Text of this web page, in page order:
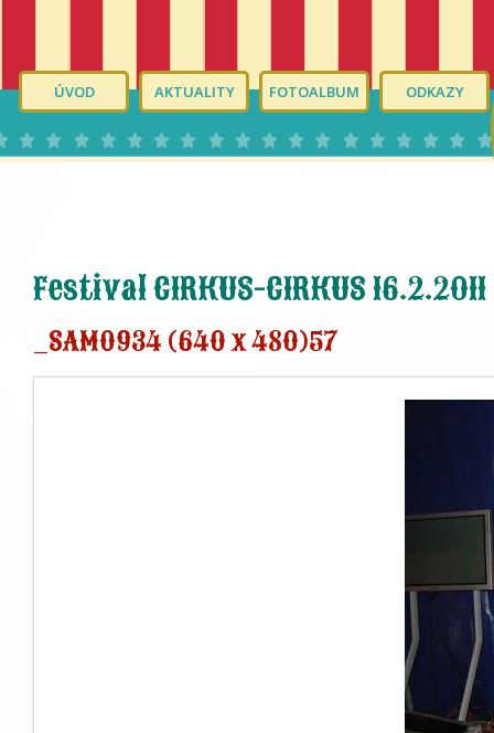
ÚVOD AKTUALITY FOTOALBUM ODKAZY
Festival CIRKUS-CIRKUS 16.2.2011
_SAM0934 (640 x 480)57